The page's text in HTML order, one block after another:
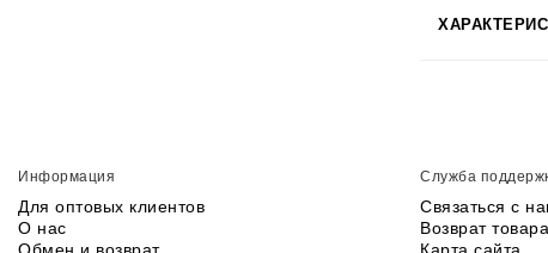
Информация
Для оптовых клиентов
О нас
Служба
Связаться с
Возврат товара